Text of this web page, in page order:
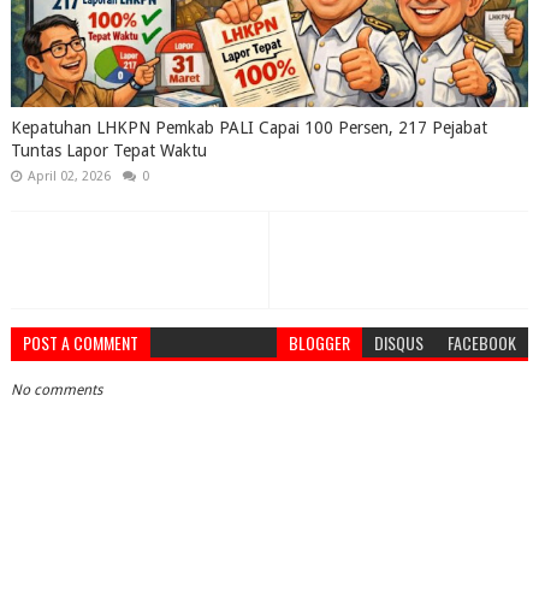
Kepatuhan LHKPN Pemkab PALI Capai 100 Persen, 217 Pejabat
Tuntas Lapor Tepat Waktu
April 02, 2026 0
POST A COMMENT BLOGGER DISQUS FACEBOOK
No comments